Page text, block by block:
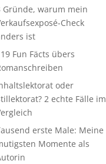
Gründe, warum mein
Check
ist
Fun Fäcts übers
oder
2 echte Fälle im
erste Male: Meine
Momente als